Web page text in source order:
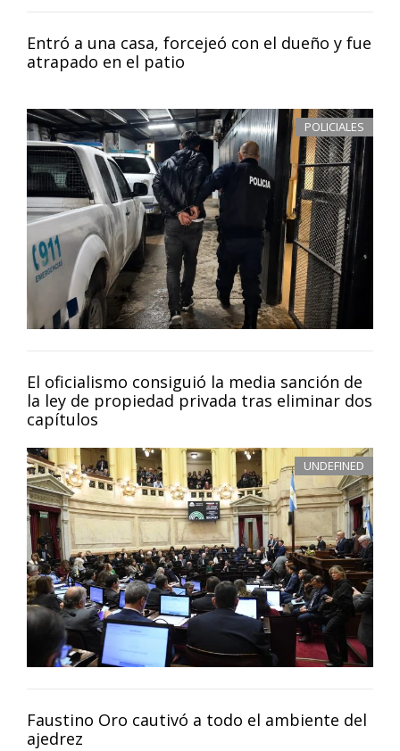
Entró a una casa, forcejeó con el dueño y fue
atrapado en el patio
POLICIALES
El oficialismo consiguió la media sanción de
la ley de propiedad privada tras eliminar dos
capítulos
UNDEFINED
Faustino Oro cautivó a todo el ambiente del
ajedrez